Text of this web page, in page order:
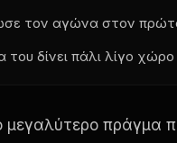
τον αγώνα στον
του δίνει πάλι λίγο
μεγαλύτερο πράγμα